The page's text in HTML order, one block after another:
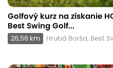
Golfový kurz na získanie
Best Swing Golf...
26,56 km Hrubá Borša, Best